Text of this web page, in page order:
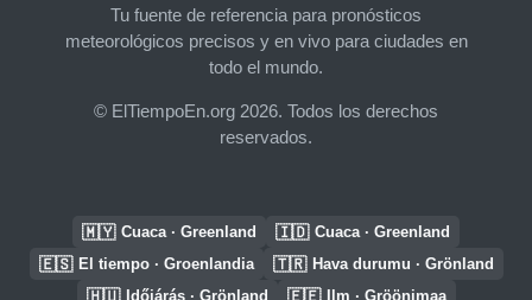
Tu fuente de referencia para pronósticos
meteorológicos precisos y en vivo para ciudades en
todo el mundo.
© ElTiempoEn.org 2026. Todos los derechos
reservados.
🇲🇾 Cuaca · Greenland 🇮🇩 Cuaca · Greenland
🇪🇸 El tiempo · Groenlandia 🇹🇷 Hava durumu · Grönland
🇭🇺 Időjárás · Grönland 🇪🇪 Ilm · Gröönimaa